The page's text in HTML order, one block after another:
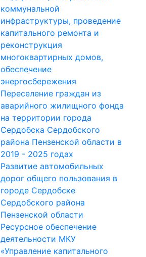
коммунальной
инфраструктуры, проведение
капитального ремонта и
реконструкция
многоквартирных домов,
обеспечение
энергосбережения
Переселение граждан из
аварийного жилищного фонда
на территории города
Сердобска Сердобского
района Пензенской области в
2019 - 2025 годах
Развитие автомобильных
дорог общего пользования в
городе Сердобске
Сердобского района
Пензенской области
Ресурсное обеспечение
деятельности МКУ
«Управление капитального